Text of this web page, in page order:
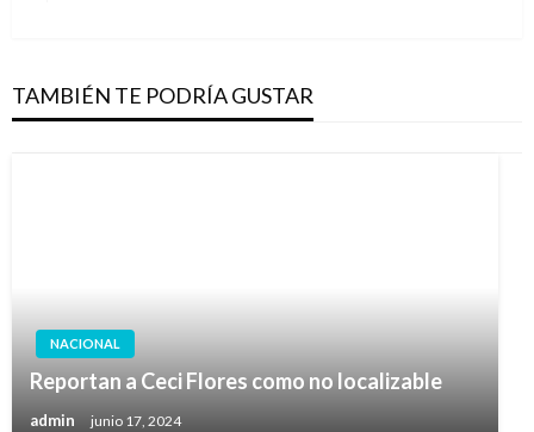
TAMBIÉN TE PODRÍA GUSTAR
NACIONAL
Reportan a Ceci Flores como no localizable
admin junio 17, 2024